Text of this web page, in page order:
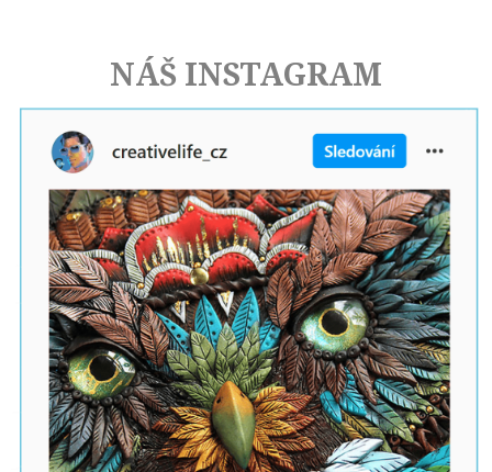
NÁŠ INSTAGRAM